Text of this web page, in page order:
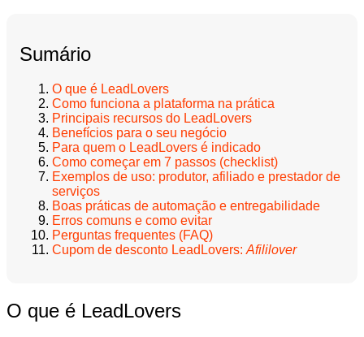
Sumário
O que é LeadLovers
Como funciona a plataforma na prática
Principais recursos do LeadLovers
Benefícios para o seu negócio
Para quem o LeadLovers é indicado
Como começar em 7 passos (checklist)
Exemplos de uso: produtor, afiliado e prestador de
serviços
Boas práticas de automação e entregabilidade
Erros comuns e como evitar
Perguntas frequentes (FAQ)
Cupom de desconto LeadLovers: Afililover
O que é LeadLovers